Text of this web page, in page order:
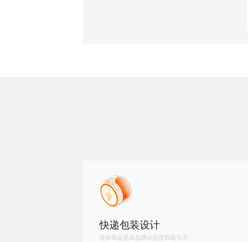
快递包装设计
使得商品更具品牌识别度和吸引力